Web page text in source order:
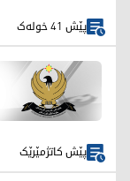
پێش 41 خولەک
پێش کاتژمێرێک